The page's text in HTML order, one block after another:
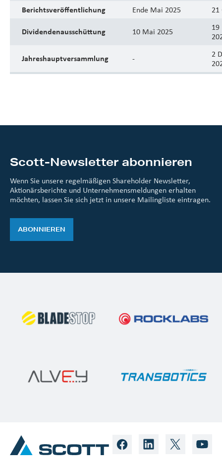
Berichtsveröffentlichung Ende Mai 2025 21
Dividendenausschüttung 10 Mai 2025
19
Jahreshauptversammlung -
2
Scott-Newsletter abonnieren
Wenn Sie unsere regelmäßigen Shareholder Newsletter,
Aktionärsberichte und Unternehmensmeldungen erhalten
möchten, lassen Sie sich jetzt in unsere Mailingliste eintragen.
ABONNIEREN